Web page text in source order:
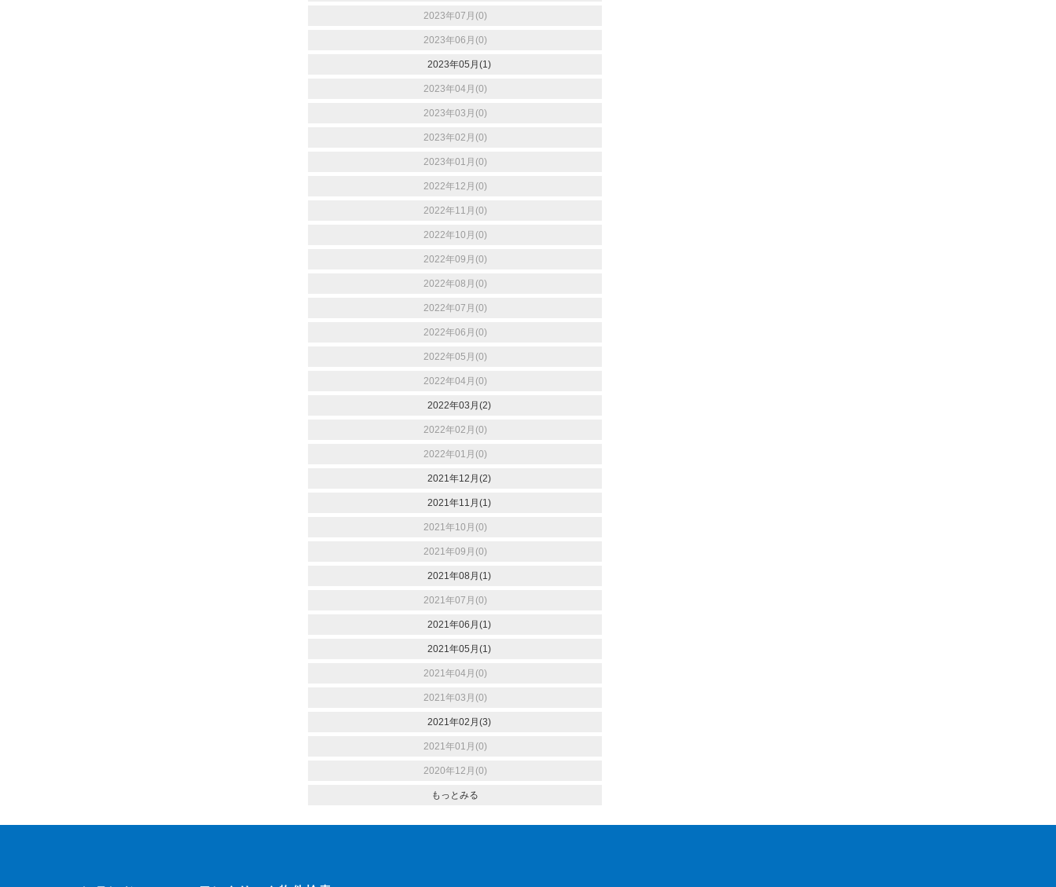
2023年07月(0)
2023年06月(0)
2023年05月(1)
2023年04月(0)
2023年03月(0)
2023年02月(0)
2023年01月(0)
2022年12月(0)
2022年11月(0)
2022年10月(0)
2022年09月(0)
2022年08月(0)
2022年07月(0)
2022年06月(0)
2022年05月(0)
2022年04月(0)
2022年03月(2)
2022年02月(0)
2022年01月(0)
2021年12月(2)
2021年11月(1)
2021年10月(0)
2021年09月(0)
2021年08月(1)
2021年07月(0)
2021年06月(1)
2021年05月(1)
2021年04月(0)
2021年03月(0)
2021年02月(3)
2021年01月(0)
2020年12月(0)
もっとみる